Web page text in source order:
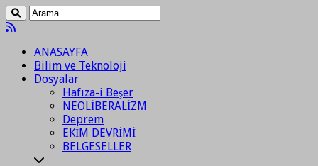
ANASAYFA
Bilim ve Teknoloji
Dosyalar
Hafıza-i Beşer
NEOLİBERALİZM
Deprem
EKİM DEVRİMİ
BELGESELLER